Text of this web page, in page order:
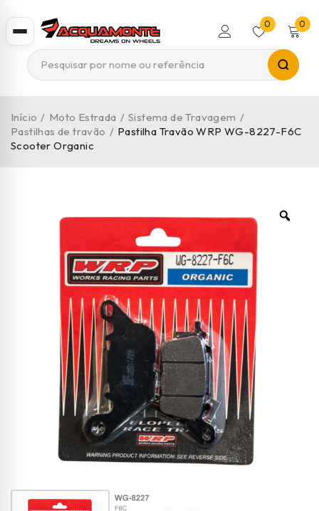
0 0
Início / Moto Estrada / Sistema de Travagem /
Pastilhas de travão / Pastilha Travão WRP WG-8227-F6C
Scooter Organic